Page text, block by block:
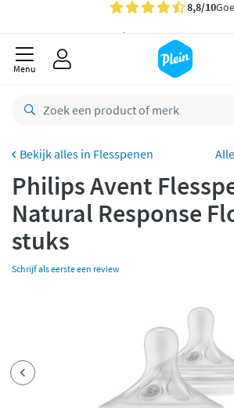
Gratisbezorging vanaf
besteld,
retourneren
bezorgd
Betaal met Klarna
Menu
Flesspenen
Philips Avent
Natural Response
stuks
Schrijf als eerste een review